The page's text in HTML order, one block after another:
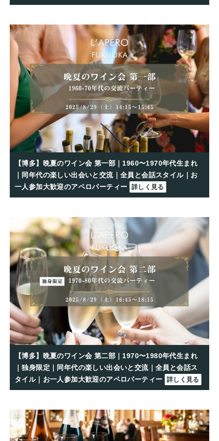
【博多】晩夏のワイン会 第一部｜1960〜1970年代生まれ
｜同年代の楽しい出会いと交流｜全員と会話スタイル｜お
一人参加大歓迎のアペロパーティー 詳しく見る
【博多】晩夏のワイン会 第二部｜1970〜1980年代生まれ
｜独身限定｜同年代の楽しい出会いと交流｜全員と会話ス
タイル｜お一人参加大歓迎のアペロパーティー 詳しく見る